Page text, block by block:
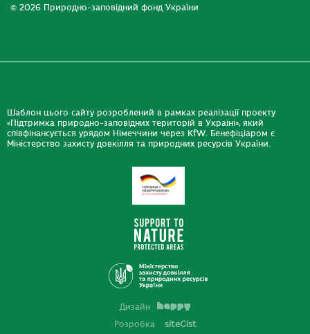
© 2026 Природно-заповідний фонд України
Шаблон цього сайту розроблений в рамках реалізації проекту
«Підтримка природно-заповідних територій в Україні», який
співфінансується урядом Німеччини через KfW. Бенефіціаром є
Міністерство захисту довкілля та природних ресурсів України.
Дизайн
Розробка
siteGist